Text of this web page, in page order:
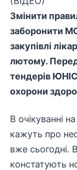
Змінити
заборонити
закупівлі
лютому.
тендерів
охорони
В очікуванні
кажуть про
вже сьогодні.
констатують